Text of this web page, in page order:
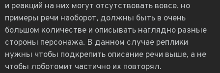
и реакций на них могут отсутствовать вовсе, но
примеры речи наоборот, должны быть в очень
большом количестве и описывать наглядно разные
стороны персонажа. В данном случае реплики
нужны чтобы подкрепить описание речи выше, а не
чтобы лоботомит частично их повторял.